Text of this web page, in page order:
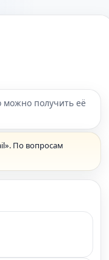
можно получить её
По вопросам